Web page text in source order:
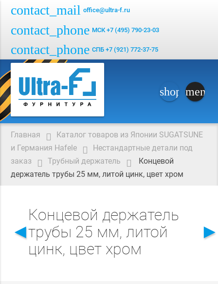
contact_mail office@ultra-f.ru
contact_phone МСК +7 (495) 790-23-03
contact_phone СПБ +7 (921) 772-37-75
menu
Главная
Каталог товаров из Японии SUGATSUNE
и Германия Hafele
Нестандартные детали под
заказ
Трубный держатель
Концевой
держатель трубы 25 мм, литой цинк, цвет хром
◄
Концевой держатель
трубы 25 мм, литой
цинк, цвет хром